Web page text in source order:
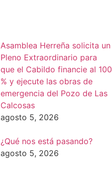
Asamblea Herreña solicita un
Pleno Extraordinario para
que el Cabildo financie al 100
% y ejecute las obras de
emergencia del Pozo de Las
Calcosas
agosto 5, 2026
¿Qué nos está pasando?
agosto 5, 2026